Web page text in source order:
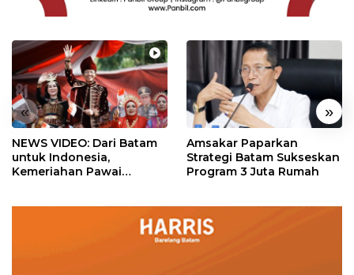
« »
NEWS VIDEO: Dari Batam
untuk Indonesia,
Kemeriahan Pawai
Amsakar Paparkan
Strategi Batam Sukseskan
Program 3 Juta Rumah